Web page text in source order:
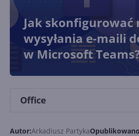
Jak skonfigurować
wysyłania e-maili
w Microsoft
Office
Autor:Arkadiusz Partyka